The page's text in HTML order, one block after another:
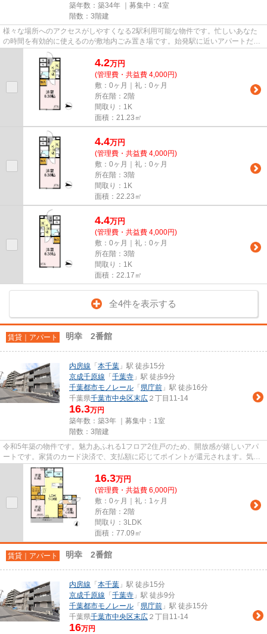
築年数：築34年 ｜募集中： 4室
階数：3階建
様々な場所へのアクセスがしやすくなる2駅利用可能な物件です。忙しいあなた
の時間を有効的に使えるのが敷地内ごみ置き場です。始発駅に近いアパートだと
朝の通勤も少し楽にできます。...
4.2万円
(管理費・共益費 4,000円)
敷：0ヶ月｜礼：0ヶ月
所在階：2階
間取り：1K
面積：21.23㎡
4.4万円
(管理費・共益費 4,000円)
敷：0ヶ月｜礼：0ヶ月
所在階：3階
間取り：1K
面積：22.23㎡
4.4万円
(管理費・共益費 4,000円)
敷：0ヶ月｜礼：0ヶ月
所在階：3階
間取り：1K
面積：22.17㎡
全4件を表示する
賃貸｜アパート 明幸 2番館
内房線 「 本千葉 」駅 徒歩15分
京成千原線 「 千葉寺 」駅 徒歩9分
千葉都市モノレール 「 県庁前 」駅 徒歩16分
千葉県千葉市中央区末広 ２丁目11-14
16.3万円
築年数：築3年 ｜募集中： 1室
階数：3階建
令和5年築の物件です。魅力あふれる1フロア2住戸のため、開放感が嬉しいアパ
ートです。家賃のカード決済で、支払額に応じてポイントが還元されます。気に
なるイチオシ物件情報：「明幸...
16.3万円
(管理費・共益費 6,000円)
敷：0ヶ月｜礼：1ヶ月
所在階：2階
間取り：3LDK
面積：77.09㎡
賃貸｜アパート 明幸 2番館
内房線 「 本千葉 」駅 徒歩15分
京成千原線 「 千葉寺 」駅 徒歩9分
千葉都市モノレール 「 県庁前 」駅 徒歩15分
千葉県千葉市中央区末広 ２丁目11-14
16万円